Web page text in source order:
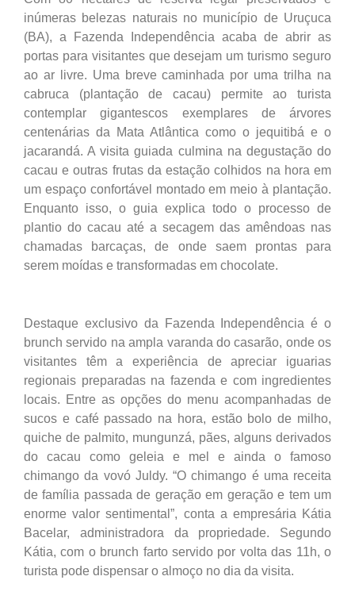
inúmeras belezas naturais no município de Uruçuca
(BA), a Fazenda Independência acaba de abrir as
portas para visitantes que desejam um turismo seguro
ao ar livre. Uma breve caminhada por uma trilha na
cabruca (plantação de cacau) permite ao turista
contemplar gigantescos exemplares de árvores
centenárias da Mata Atlântica como o jequitibá e o
jacarandá. A visita guiada culmina na degustação do
cacau e outras frutas da estação colhidos na hora em
um espaço confortável montado em meio à plantação.
Enquanto isso, o guia explica todo o processo de
plantio do cacau até a secagem das amêndoas nas
chamadas barcaças, de onde saem prontas para
serem moídas e transformadas em chocolate.
Destaque exclusivo da Fazenda Independência é o
brunch servido na ampla varanda do casarão, onde os
visitantes têm a experiência de apreciar iguarias
regionais preparadas na fazenda e com ingredientes
locais. Entre as opções do menu acompanhadas de
sucos e café passado na hora, estão bolo de milho,
quiche de palmito, mungunzá, pães, alguns derivados
do cacau como geleia e mel e ainda o famoso
chimango da vovó Juldy. “O chimango é uma receita
de família passada de geração em geração e tem um
enorme valor sentimental”, conta a empresária Kátia
Bacelar, administradora da propriedade. Segundo
Kátia, com o brunch farto servido por volta das 11h, o
turista pode dispensar o almoço no dia da visita.